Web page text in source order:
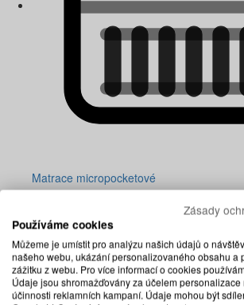
Matrace micropocketové
Zásady
Používáme cookies
Můžeme je umístit pro analýzu našich údajů o
našeho webu, ukázání personalizovaného obsahu a
zážitku z webu. Pro více informací o cookies
Údaje jsou shromažďovány za účelem
účinnosti reklamních kampaní. Údaje mohou být